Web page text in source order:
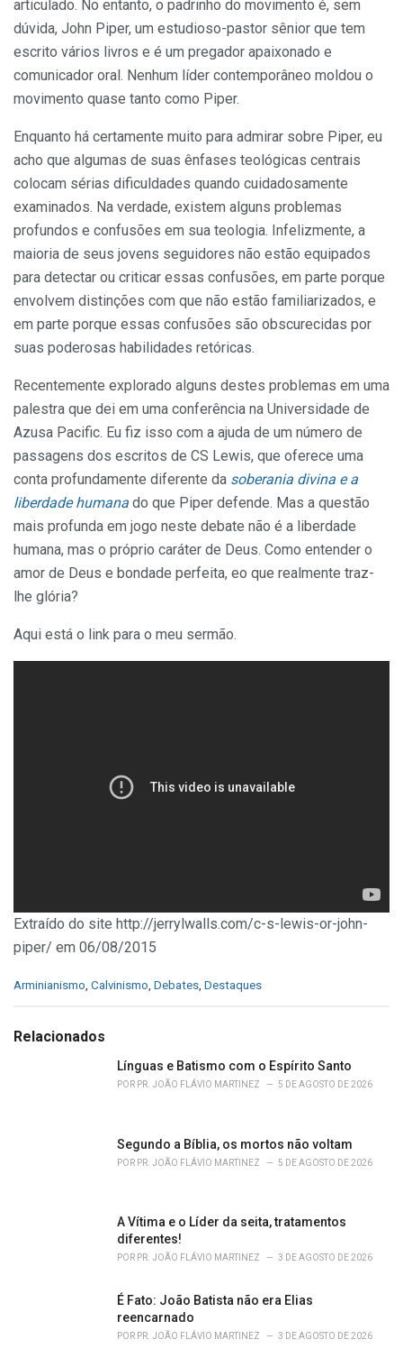
articulado. No entanto, o padrinho do movimento é, sem
dúvida, John Piper, um estudioso-pastor sênior que tem
escrito vários livros e é um pregador apaixonado e
comunicador oral. Nenhum líder contemporâneo moldou o
movimento quase tanto como Piper.
Enquanto há certamente muito para admirar sobre Piper, eu
acho que algumas de suas ênfases teológicas centrais
colocam sérias dificuldades quando cuidadosamente
examinados. Na verdade, existem alguns problemas
profundos e confusões em sua teologia. Infelizmente, a
maioria de seus jovens seguidores não estão equipados
para detectar ou criticar essas confusões, em parte porque
envolvem distinções com que não estão familiarizados, e
em parte porque essas confusões são obscurecidas por
suas poderosas habilidades retóricas.
Recentemente explorado alguns destes problemas em uma
palestra que dei em uma conferência na Universidade de
Azusa Pacific. Eu fiz isso com a ajuda de um número de
passagens dos escritos de CS Lewis, que oferece uma
conta profundamente diferente da soberania divina e a
liberdade humana do que Piper defende. Mas a questão
mais profunda em jogo neste debate não é a liberdade
humana, mas o próprio caráter de Deus. Como entender o
amor de Deus e bondade perfeita, eo que realmente traz-
lhe glória?
Aqui está o link para o meu sermão.
Extraído do site http://jerrylwalls.com/c-s-lewis-or-john-
piper/ em 06/08/2015
C
e
Arminianismo Calvinismo Debates Destaques
Relacionados
Línguas e Batismo com o Espírito Santo
POR PR. JOÃO FLÁVIO MARTINEZ 5 DE AGOSTO DE 2026
Segundo a Bíblia, os mortos não voltam
POR PR. JOÃO FLÁVIO MARTINEZ 5 DE AGOSTO DE 2026
A Vítima e o Líder da seita, tratamentos
diferentes!
POR PR. JOÃO FLÁVIO MARTINEZ 3 DE AGOSTO DE 2026
É Fato: João Batista não era Elias
reencarnado
POR PR. JOÃO FLÁVIO MARTINEZ 3 DE AGOSTO DE 2026